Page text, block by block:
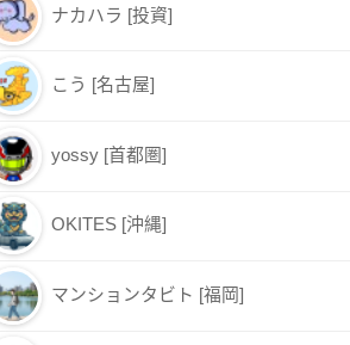
ナカハラ [投資]
こう [名古屋]
yossy [首都圏]
OKITES [沖縄]
マンションタビト [福岡]